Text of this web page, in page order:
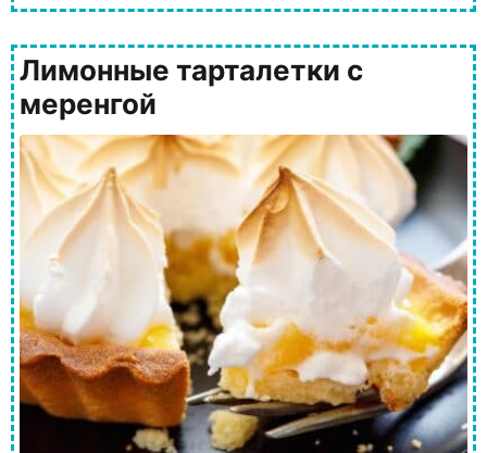
Лимонные тарталетки с
меренгой